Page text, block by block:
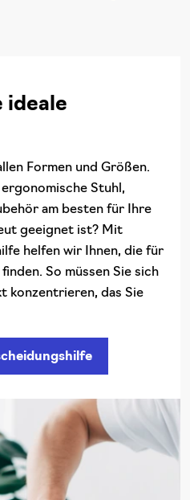
ideale
Formen und Größen.
Stuhl,
am besten für Ihre
geeignet ist? Mit
helfen wir Ihnen, die für
So müssen Sie sich
konzentrieren, das Sie